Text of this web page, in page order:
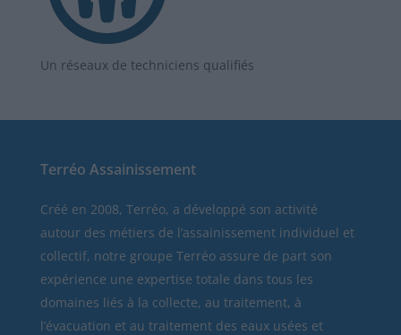
Un réseaux de techniciens qualifiés
Terréo Assainissement
Créé en 2008, Terréo, a développé son activité
autour des métiers de l’assainissement individuel et
collectif, notre groupe Terréo assure de part son
expérience une expertise totale dans tous les
domaines liés à la collecte, au traitement, à
l’évacuation et au traitement des eaux usées et